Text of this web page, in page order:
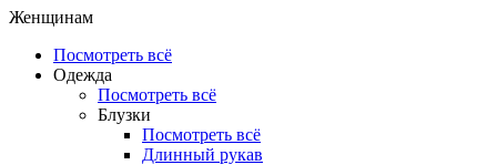
Женщинам
Посмотреть всё
Одежда
Посмотреть всё
Блузки
Посмотреть всё
Длинный рукав